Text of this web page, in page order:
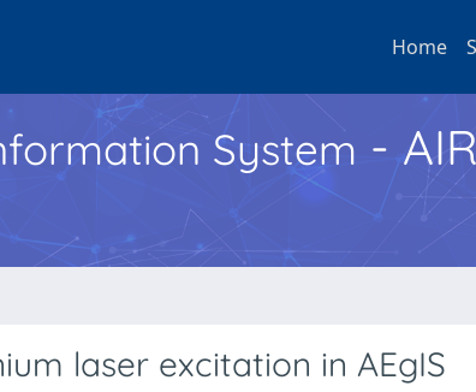
Home
System - AIR
laser excitation in AEgIS